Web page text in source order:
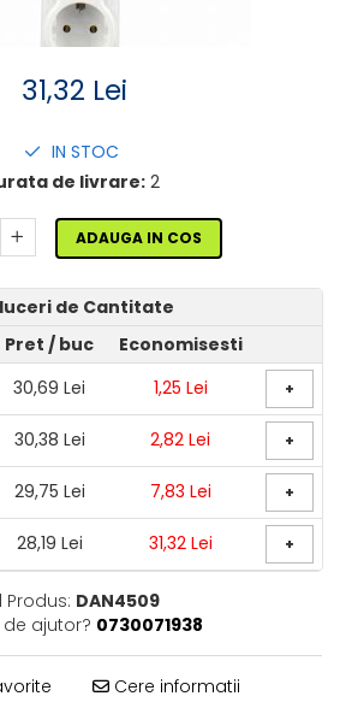
Led
cu
31,32 Lei
IN STOC
de livrare: 2
ADAUGA IN COS
de Cantitate
Pret / buc
Economisesti
30,69 Lei 1,25 Lei +
30,38 Lei 2,82 Lei +
29,75 Lei 7,83 Lei +
28,19 Lei 31,32 Lei +
Produs: DAN4509
ajutor? 0730071938
Cere informatii